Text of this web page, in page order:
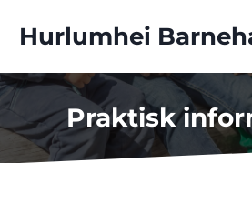
content
Hurlumhei
Praktisk